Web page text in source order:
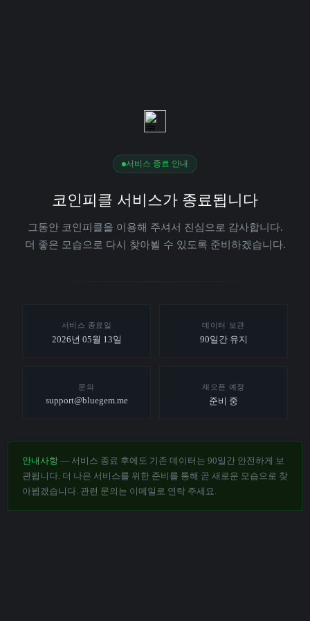
서비스 종료 안내
코인피클 서비스가 종료됩니다
그동안 코인피클을 이용해 주셔서 진심으로 감사합니다.
더 좋은 모습으로 다시 찾아뵐 수 있도록 준비하겠습니다.
서비스 종료일
2026년 05월 13일
데이터 보관
90일간 유지
문의
support@bluegem.me
재오픈 예정
준비 중
안내사항 — 서비스 종료 후에도 기존 데이터는 90일간 안전하게 보
관됩니다. 더 나은 서비스를 위한 준비를 통해 곧 새로운 모습으로 찾
아뵙겠습니다. 관련 문의는 이메일로 연락 주세요.